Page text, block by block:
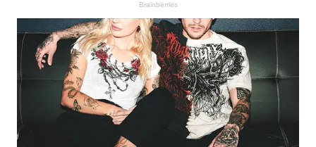
Brainberries